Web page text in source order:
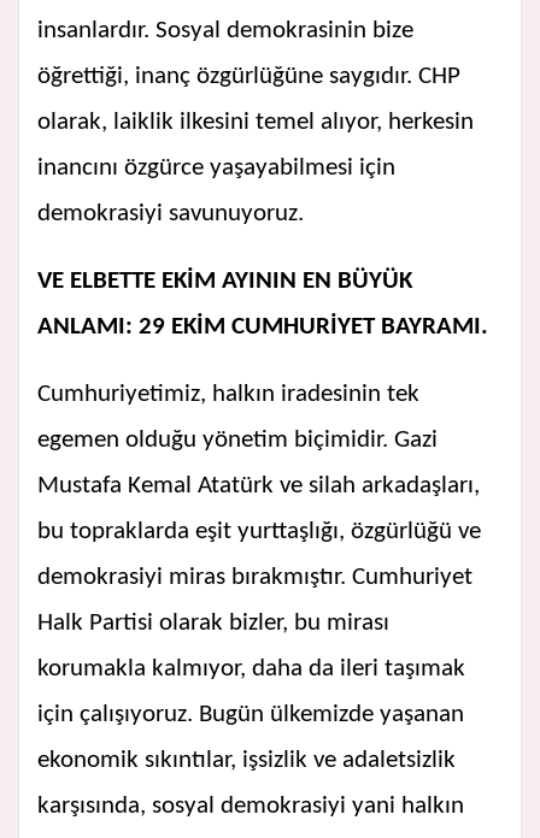
insanlardır. Sosyal demokrasinin bize
öğrettiği, inanç özgürlüğüne saygıdır. CHP
olarak, laiklik ilkesini temel alıyor, herkesin
inancını özgürce yaşayabilmesi için
demokrasiyi savunuyoruz.
VE ELBETTE EKİM AYININ EN BÜYÜK
ANLAMI: 29 EKİM CUMHURİYET BAYRAMI.
Cumhuriyetimiz, halkın iradesinin tek
egemen olduğu yönetim biçimidir. Gazi
Mustafa Kemal Atatürk ve silah arkadaşları,
bu topraklarda eşit yurttaşlığı, özgürlüğü ve
demokrasiyi miras bırakmıştır. Cumhuriyet
Halk Partisi olarak bizler, bu mirası
korumakla kalmıyor, daha da ileri taşımak
için çalışıyoruz. Bugün ülkemizde yaşanan
ekonomik sıkıntılar, işsizlik ve adaletsizlik
karşısında, sosyal demokrasiyi yani halkın